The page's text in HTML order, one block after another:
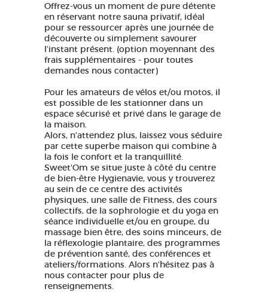
Offrez-vous un moment de pure détente
en réservant notre sauna privatif, idéal
pour se ressourcer après une journée de
découverte ou simplement savourer
l’instant présent. (option moyennant des
frais supplémentaires - pour toutes
demandes nous contacter)
Pour les amateurs de vélos et/ou motos, il
est possible de les stationner dans un
espace sécurisé et privé dans le garage de
la maison.
Alors, n'attendez plus, laissez vous séduire
par cette superbe maison qui combine à
la fois le confort et la tranquillité.
Sweet'Om se situe juste à côté du centre
de bien-être Hygienavie, vous y trouverez
au sein de ce centre des activités
physiques, une salle de Fitness, des cours
collectifs, de la sophrologie et du yoga en
séance individuelle et/ou en groupe, du
massage bien être, des soins minceurs, de
la réflexologie plantaire, des programmes
de prévention santé, des conférences et
ateliers/formations. Alors n'hésitez pas à
nous contacter pour plus de
renseignements.